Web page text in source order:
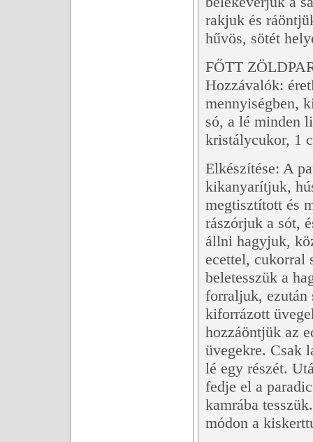
rakjuk és
hűvös, sötét
FŐTT
Hozzávalók:
mennyiségben,
só, a lé minden
kristálycukor, 1
Elkészítése: A
kikanyarítjuk,
megtisztított és
rászórjuk a sót,
állni hagyjuk,
ecettel, cukorral
beletesszük a
forraljuk, ezután
kiforrázott
hozzáöntjük az
üvegekre. Csak
lé egy részét.
fedje el a
kamrába
módon a